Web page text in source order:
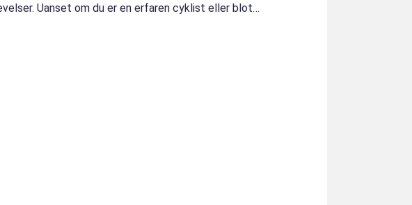
Uanset om du er en erfaren cyklist eller blot